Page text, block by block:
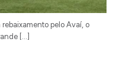
pelo Avaí, o
[…]